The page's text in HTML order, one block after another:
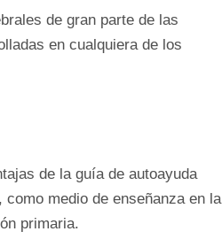
de gran parte de las
en cualquiera de los
de la guía de autoayuda
medio de enseñanza en la
primaria.